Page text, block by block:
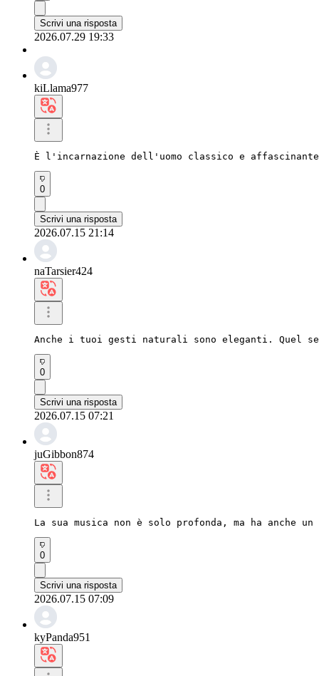
Scrivi una risposta
2026.07.29 19:33
kiLlama977
È l'incarnazione dell'uomo classico e
0
Scrivi una risposta
2026.07.15 21:14
naTarsier424
Anche i tuoi gesti naturali sono eleganti. Quel
0
Scrivi una risposta
2026.07.15 07:21
juGibbon874
La sua musica non è solo profonda, ma ha anche
0
Scrivi una risposta
2026.07.15 07:09
kyPanda951